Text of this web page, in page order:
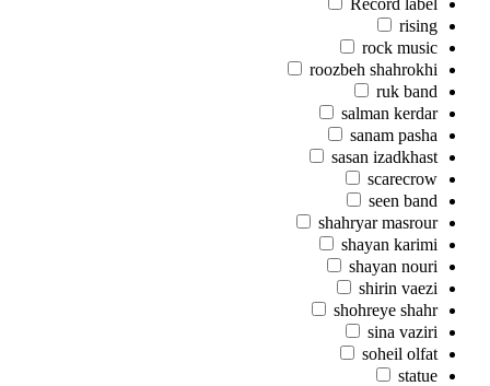
rising
rock music
roozbeh shahrokhi
ruk band
salman kerdar
sanam pasha
sasan izadkhast
scarecrow
seen band
shahryar masrour
shayan karimi
shayan nouri
shirin vaezi
shohreye shahr
sina vaziri
soheil olfat
statue